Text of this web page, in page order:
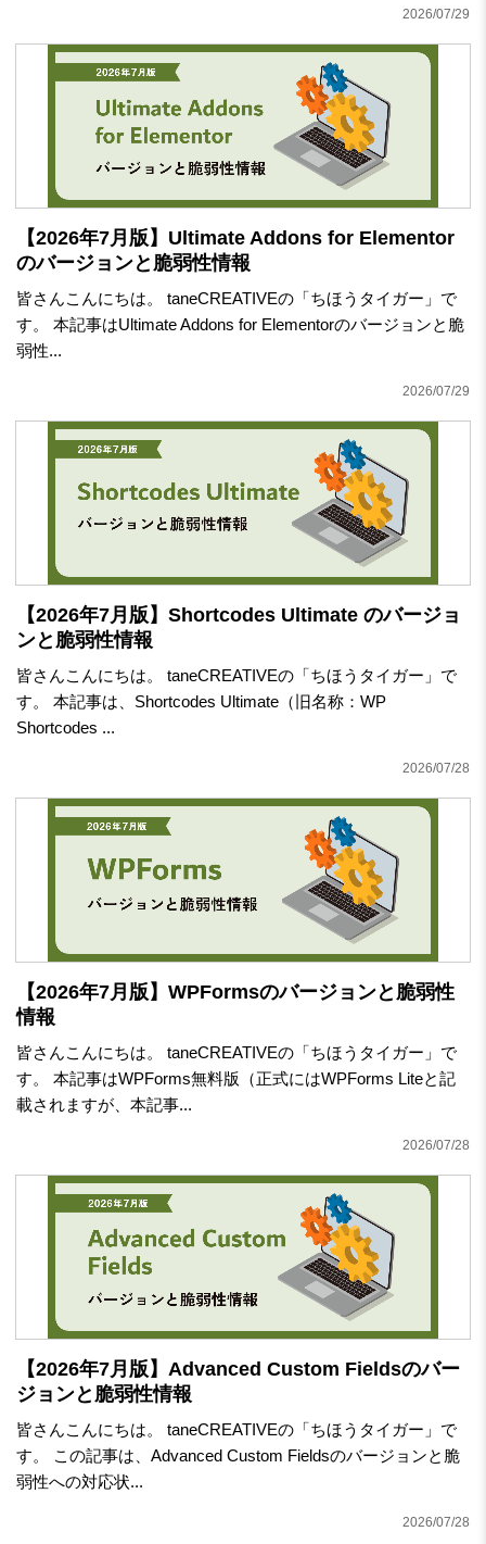
2026/07/29
【2026年7月版】Ultimate Addons for Elementor
のバージョンと脆弱性情報
皆さんこんにちは。 taneCREATIVEの「ちほうタイガー」で
す。 本記事はUltimate Addons for Elementorのバージョンと脆
弱性...
2026/07/29
【2026年7月版】Shortcodes Ultimate のバージョ
ンと脆弱性情報
皆さんこんにちは。 taneCREATIVEの「ちほうタイガー」で
す。 本記事は、Shortcodes Ultimate（旧名称：WP
Shortcodes ...
2026/07/28
【2026年7月版】WPFormsのバージョンと脆弱性
情報
皆さんこんにちは。 taneCREATIVEの「ちほうタイガー」で
す。 本記事はWPForms無料版（正式にはWPForms Liteと記
載されますが、本記事...
2026/07/28
【2026年7月版】Advanced Custom Fieldsのバー
ジョンと脆弱性情報
皆さんこんにちは。 taneCREATIVEの「ちほうタイガー」で
す。 この記事は、Advanced Custom Fieldsのバージョンと脆
弱性への対応状...
2026/07/28